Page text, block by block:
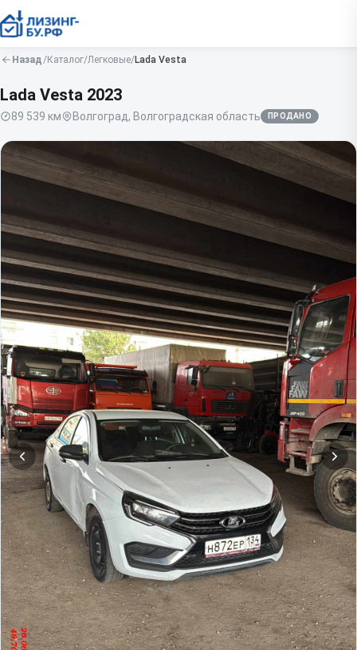
Назад/Каталог/Легковые/Lada Vesta
Lada Vesta 2023
89 539 км Волгоград, Волгоградская область ПРОДАНО